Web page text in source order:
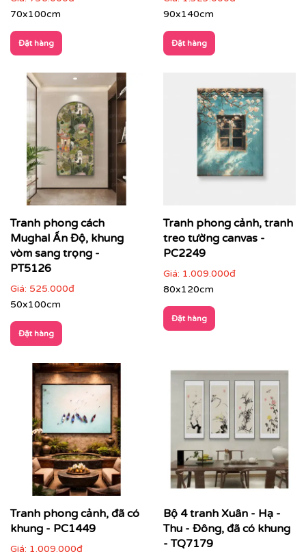
Nhà hàng – khách sạn – resort: tăng trải nghiệm
không gian, tạo dấu ấn thẩm mỹ cho khách hàng
CHẤT LIỆU & CHẤT LƯỢNG TRANH PRINTEK
Printek, mỗi bức tranh Indochine được sản xuất với
tiêu chuẩn cao:
Chất liệu vải in cao cấp
Vải canvas dày dặn, bề mặt sần nhẹ, giữ màu tốt,
không lo bạc phai màu.
Tăng độ bám mực, cho hình ảnh sắc nét, sống
70x100cm
Đặt hàng
90x140cm
Đặt hàng
Tranh phong cách
Mughal Ấn Độ, khung
vòm sang trọng -
PT5126
Giá: 525.000đ
50x100cm
Đặt hàng
Tranh phong cảnh, tranh
treo tường canvas -
PC2249
Giá: 1.009.000đ
80x120cm
Đặt hàng
Tranh phong cảnh, đã có
khung - PC1449
Giá: 1.009.000đ
Bộ 4 tranh Xuân - Hạ -
Thu - Đông, đã có khung
- TQ7179